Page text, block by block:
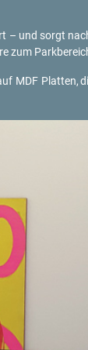
und sorgt
zum
MDF Plat­ten,